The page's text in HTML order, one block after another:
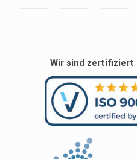
Wir sind zertifiziert